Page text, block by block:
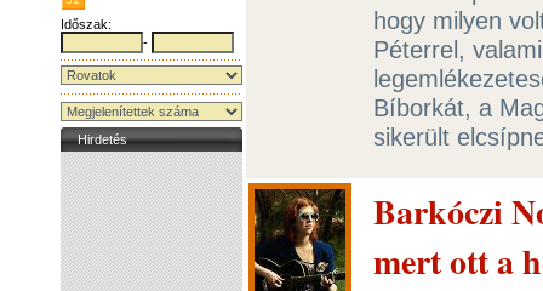
Időszak:
-
Hirdetés
hogy milyen
Péterrel,
Bíborkát, a
sikerült
Barkóczi
mert ott a